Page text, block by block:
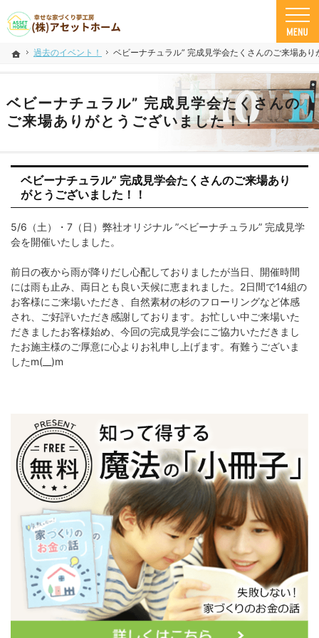
ホーム
過去のイベント！ ベビーナチュラル” 完成見学会たくさんのご来場あ
ベビーナチュラル” 完成見学会たくさんの
ご来場ありがとうございました！！
米子市の注文住宅ならアセットホーム
幸せな家づくり夢工房 米子市で安心の一戸建て｜アセットホーム
ベビーナチュラル” 完成見学会たくさんのご来場あり
がとうございました！！
5/6（土）・7（日）弊社オリジナル ”ベビーナチュラル” 完成見学
会を開催いたしました。
前日の夜から雨が降りだし心配しておりましたが当日、開催時間
には雨も止み、両日とも良い天候に恵まれました。2日間で14組の
お客様にご来場いただき、自然素材の杉のフローリングなど体感
され、ご好評いただき感謝しております。お忙しい中ご来場いた
だきましたお客様始め、今回の完成見学会にご協力いただきまし
たお施主様のご厚意に心よりお礼申し上げます。有難うございま
したm(__)m